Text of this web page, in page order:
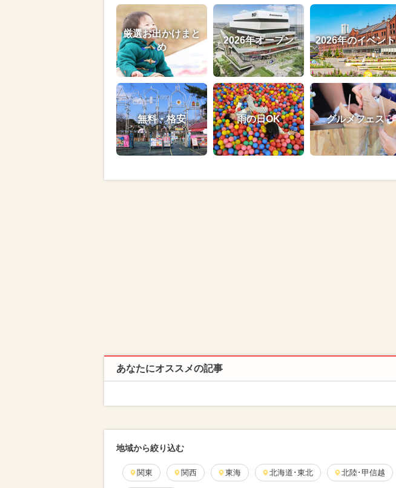
厳選お出かけまと
め
2026年オープン 2026年のイベント
無料・格安 雨の日OK グルメフェス
あなたにオススメの記事
地域から絞り込む
関東 関西 東海 北海道･東北 北陸･甲信越